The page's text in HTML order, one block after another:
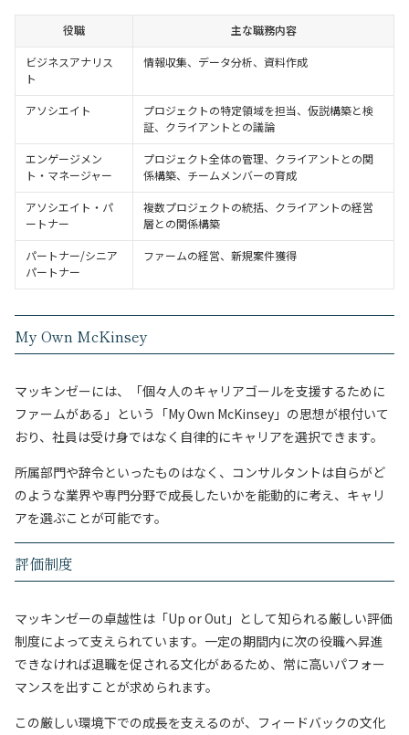
役職 主な職務内容
ビジネスアナリス
ト
情報収集、データ分析、資料作成
アソシエイト
プロジェクトの特定領域を担当、仮説構築と検
証、クライアントとの議論
エンゲージメン
ト・マネージャー
プロジェクト全体の管理、クライアントとの関
係構築、チームメンバーの育成
アソシエイト・パ
ートナー
複数プロジェクトの統括、クライアントの経営
層との関係構築
パートナー/シニア
パートナー
ファームの経営、新規案件獲得
My Own McKinsey
マッキンゼーには、「個々人のキャリアゴールを支援するために
ファームがある」という「My Own McKinsey」の思想が根付いて
おり、社員は受け身ではなく自律的にキャリアを選択できます。
所属部門や辞令といったものはなく、コンサルタントは自らがど
のような業界や専門分野で成長したいかを能動的に考え、キャリ
アを選ぶことが可能です。
評価制度
マッキンゼーの卓越性は「Up or Out」として知られる厳しい評価
制度によって支えられています。一定の期間内に次の役職へ昇進
できなければ退職を促される文化があるため、常に高いパフォー
マンスを出すことが求められます。
この厳しい環境下での成長を支えるのが、フィードバックの文化